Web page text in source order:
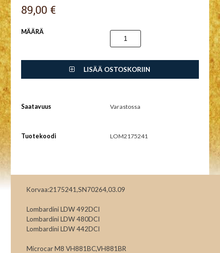
89,00 €
MÄÄRÄ
LISÄÄ OSTOSKORIIN
Saatavuus Varastossa
Tuotekoodi LOM2175241
Korvaa:2175241,SN70264,03.09
Lombardini LDW 492DCI
Lombardini LDW 480DCI
Lombardini LDW 442DCI
Microcar M8 VH881BC,VH881BR